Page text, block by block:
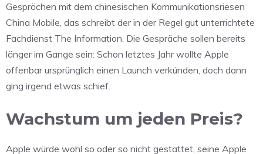
Gesprächen mit dem chinesischen Kommunikationsriesen
China Mobile, das schreibt der in der Regel gut unterrichtete
Fachdienst The Information. Die Gespräche sollen bereits
länger im Gange sein: Schon letztes Jahr wollte Apple
offenbar ursprünglich einen Launch verkünden, doch dann
ging irgend etwas schief.
Wachstum um jeden Preis?
Apple würde wohl so oder so nicht gestattet, seine Apple